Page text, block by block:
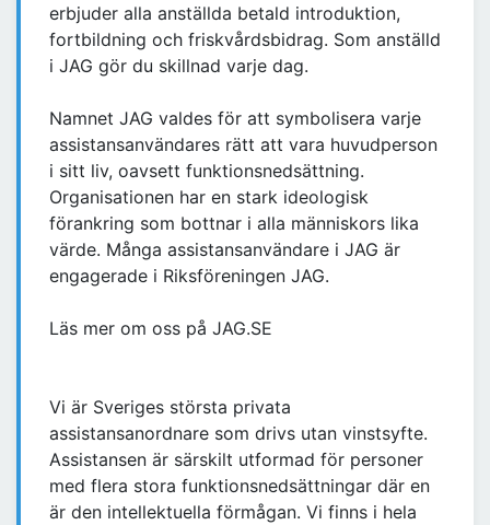
erbjuder alla anställda betald introduktion,
fortbildning och friskvårdsbidrag. Som anställd
i JAG gör du skillnad varje dag.
Namnet JAG valdes för att symbolisera varje
assistansanvändares rätt att vara huvudperson
i sitt liv, oavsett funktionsnedsättning.
Organisationen har en stark ideologisk
förankring som bottnar i alla människors lika
värde. Många assistansanvändare i JAG är
engagerade i Riksföreningen JAG.
Läs mer om oss på JAG.SE
Vi är Sveriges största privata
assistansanordnare som drivs utan vinstsyfte.
Assistansen är särskilt utformad för personer
med flera stora funktionsnedsättningar där en
är den intellektuella förmågan. Vi finns i hela